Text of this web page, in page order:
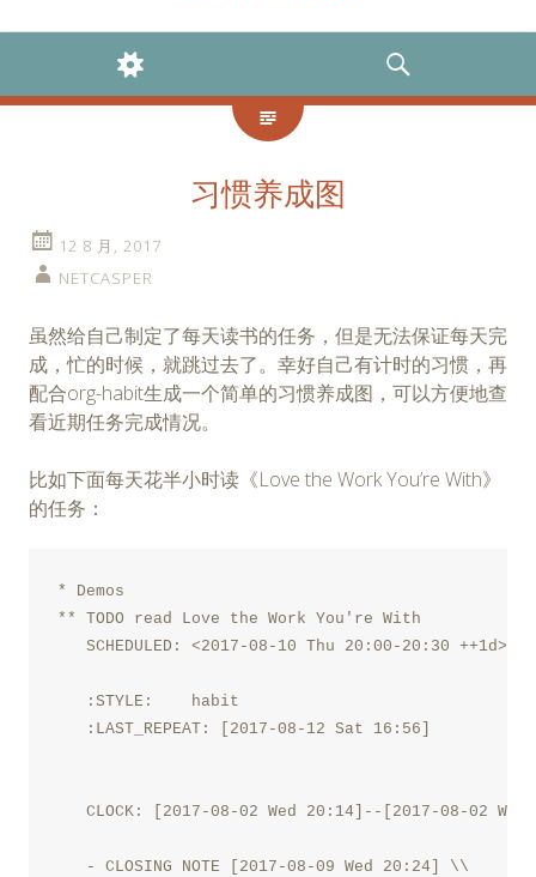
WIDGETS
SEARCH
习惯养成图
12 8 月, 2017
NETCASPER
虽然给自己制定了每天读书的任务，但是无法保证每天完
成，忙的时候，就跳过去了。幸好自己有计时的习惯，再
配合org-habit生成一个简单的习惯养成图，可以方便地查
看近期任务完成情况。
比如下面每天花半小时读《Love the Work You’re With》
的任务：
* Demos
** TODO read Love the Work You're With
   SCHEDULED: <2017-08-10 Thu 20:00-20:30 ++1d>
   :STYLE:    habit
   :LAST_REPEAT: [2017-08-12 Sat 16:56]
CLOCK: [2017-08-02 Wed 20:14]--[2017-08-02 Wed
   - CLOSING NOTE [2017-08-09 Wed 20:24] \\